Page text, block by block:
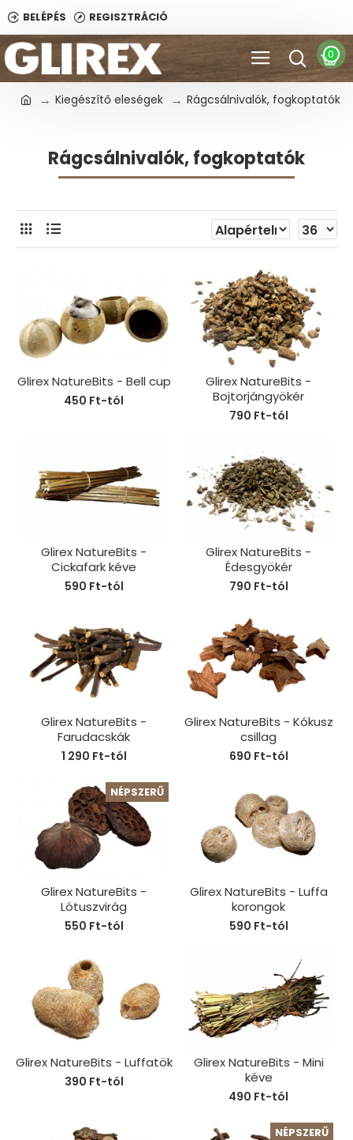
BELÉPÉS REGISZTRÁCIÓ
0
Kiegészítő eleségek Rágcsálnivalók, fogkoptatók
Rágcsálnivalók, fogkoptatók
Glirex NatureBits - Bell cup
450 Ft-tól
Glirex NatureBits -
Bojtorjángyökér
790 Ft-tól
Glirex NatureBits -
Cickafark kéve
590 Ft-tól
Glirex NatureBits -
Édesgyökér
790 Ft-tól
Glirex NatureBits -
Farudacskák
1 290 Ft-tól
Glirex NatureBits - Kókusz
csillag
690 Ft-tól
NÉPSZERŰ
Glirex NatureBits -
Lótuszvirág
550 Ft-tól
Glirex NatureBits - Luffa
korongok
590 Ft-tól
Glirex NatureBits - Luffatök
390 Ft-tól
Glirex NatureBits - Mini
kéve
490 Ft-tól
NÉPSZERŰ